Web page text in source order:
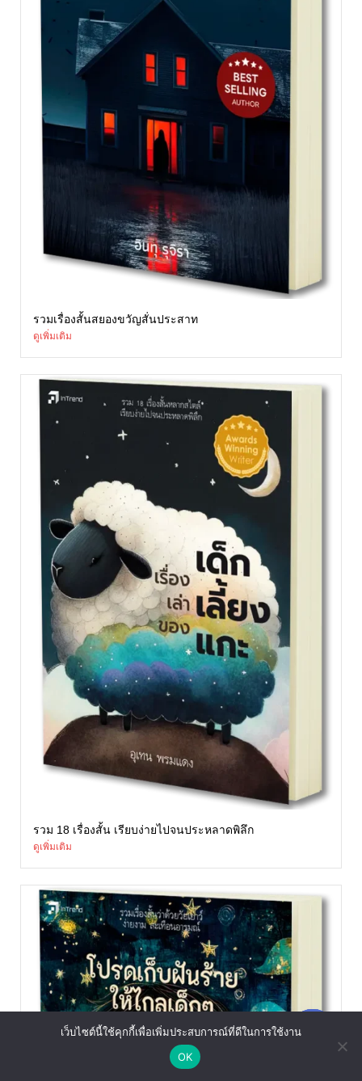
รวมเรื่องสั้นสยองขวัญสั่นประสาท
ดูเพิ่มเติม
รวม 18 เรื่องสั้น เรียบง่ายไปจนประหลาดพิลึก
ดูเพิ่มเติม
เว็บไซต์นี้ใช้คุกกี้เพื่อเพิ่มประสบการณ์ที่ดีในการใช้งาน
OK
แชตหาเรา